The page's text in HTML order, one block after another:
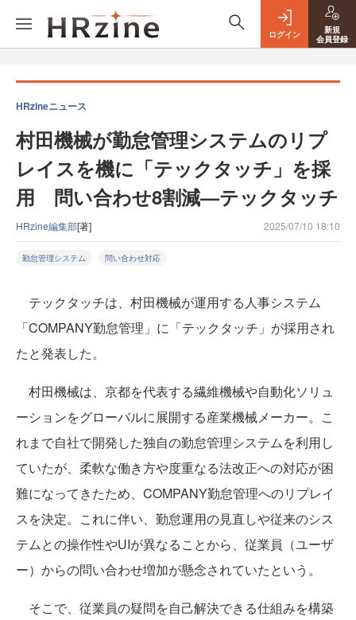
ログイン
新規
会員登録
HRzineニュース
村田機械が勤怠管理システムのリプ
レイスを機に「テックタッチ」を採
用 問い合わせ8割減—テックタッチ
HRzine編集部[著] 2025/07/10 18:10
勤怠管理システム 問い合わせ対応
テックタッチは、村田機械が運用する人事システム
「COMPANY勤怠管理」に「テックタッチ」が採用され
たと発表した。
村田機械は、京都を代表する繊維機械や自動化ソリュ
ーションをグローバルに展開する産業機械メーカー。こ
れまで自社で開発した独自の勤怠管理システムを利用し
ていたが、柔軟な働き方や度重なる法改正への対応が困
難になってきたため、COMPANY勤怠管理へのリプレイ
スを決定。これに伴い、勤怠運用の見直しや従来のシス
テムとの操作性やUIが異なることから、従業員（ユーザ
ー）からの問い合わせ増加が懸念されていたという。
そこで、従業員の疑問を自己解決できる仕組みを構築